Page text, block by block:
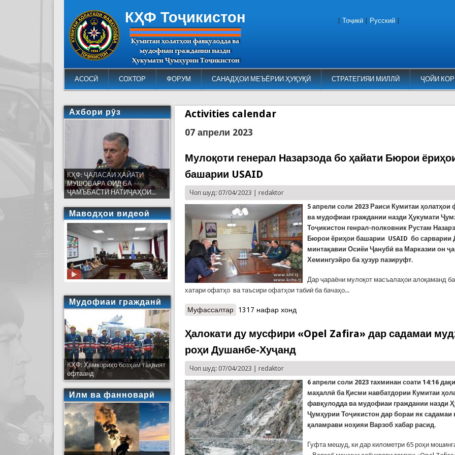
КҲФ Тоҷикистон
АСОСӢ СОХТОР ФОРУМ САНАДҲОИ МЕЪЁРИИ ҲУҚУҚӢ СТРАТЕГИЯИ МИЛЛӢ ҶОЙИ
Тоҷикӣ Русский
Activities calendar
07 апрели 2023
Мулоқоти генерал Назарзода бо ҳайати Бюрои
башарии USAID
Чоп шуд: 07/04/2023 |redaktor
5 апрели соли 2023 Раиси Кумитаи ҳолатҳои
ва мудофиаи граждании назди Ҳукумати
Тоҷикистон генрал-полковник Рустам
Бюрои ёриҳои башарии USAID бо сарварии
минтақавии Осиёи Ҷанубӣ ва Марказии он
Хемингуэйро ба ҳузур пазируфт.
Дар ҷараёни мулоқот масъалаҳои алоқаманд
хатари офатҳо ва таъсири офатҳои табиӣ ба бачаҳо...
Муфассалтар о Мулоқоти генерал Назарзода бо ҳайати Бюрои ёриҳои башарии
1317 нафар хонд
Ҳалокати ду мусфири «Opel Zafira» дар садамаи
роҳи Душанбе-Хуҷанд
Чоп шуд: 07/04/2023 |redaktor
6 апрели соли 2023 тахминан соати 14:16 да
маҳаллӣ ба Қисми навбатдории Кумитаи
фавқулодда ва мудофиаи граждании назди
Ҷумҳурии Тоҷикистон дар бораи як садамаи
қаламрави ноҳияи Варзоб хабар расид.
Гуфта мешуд, ки дар километри 65 роҳи
Ахбори рӯз
КҲФ: ҶАЛАСАИ ҲАЙАТИ
МУШОВАРА ОИД БА
ҶАМЪБАСТИ НАТИҶАҲОИ...
Маводҳои видеоӣ
Мудофиаи гражданӣ
КҲФ: Ҳамкориҳо бозҳам тақвият
ёфтаанд
Илм ва фанноварӣ